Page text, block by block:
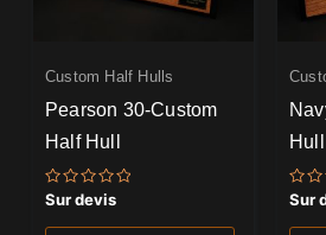
Custom Half Hulls
Pearson 30-Custom
Half Hull
Note
0
sur
Sur devis
Hull
0
sur
Sur